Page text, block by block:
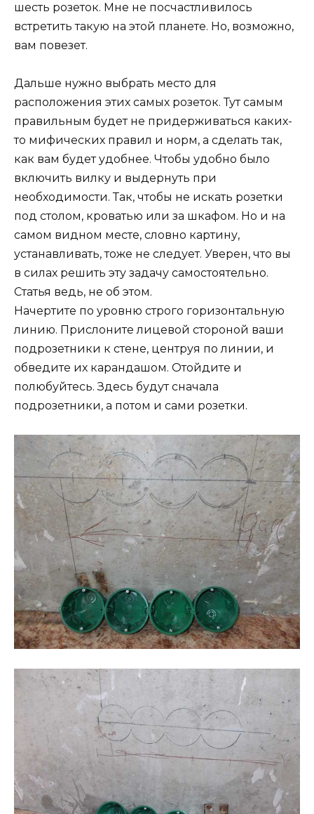
шесть розеток. Мне не посчастливилось
встретить такую на этой планете. Но, возможно,
вам повезет.
Дальше нужно выбрать место для
расположения этих самых розеток. Тут самым
правильным будет не придерживаться каких-
то мифических правил и норм, а сделать так,
как вам будет удобнее. Чтобы удобно было
включить вилку и выдернуть при
необходимости. Так, чтобы не искать розетки
под столом, кроватью или за шкафом. Но и на
самом видном месте, словно картину,
устанавливать, тоже не следует. Уверен, что вы
в силах решить эту задачу самостоятельно.
Статья ведь, не об этом.
Начертите по уровню строго горизонтальную
линию. Прислоните лицевой стороной ваши
подрозетники к стене, центруя по линии, и
обведите их карандашом. Отойдите и
полюбуйтесь. Здесь будут сначала
подрозетники, а потом и сами розетки.